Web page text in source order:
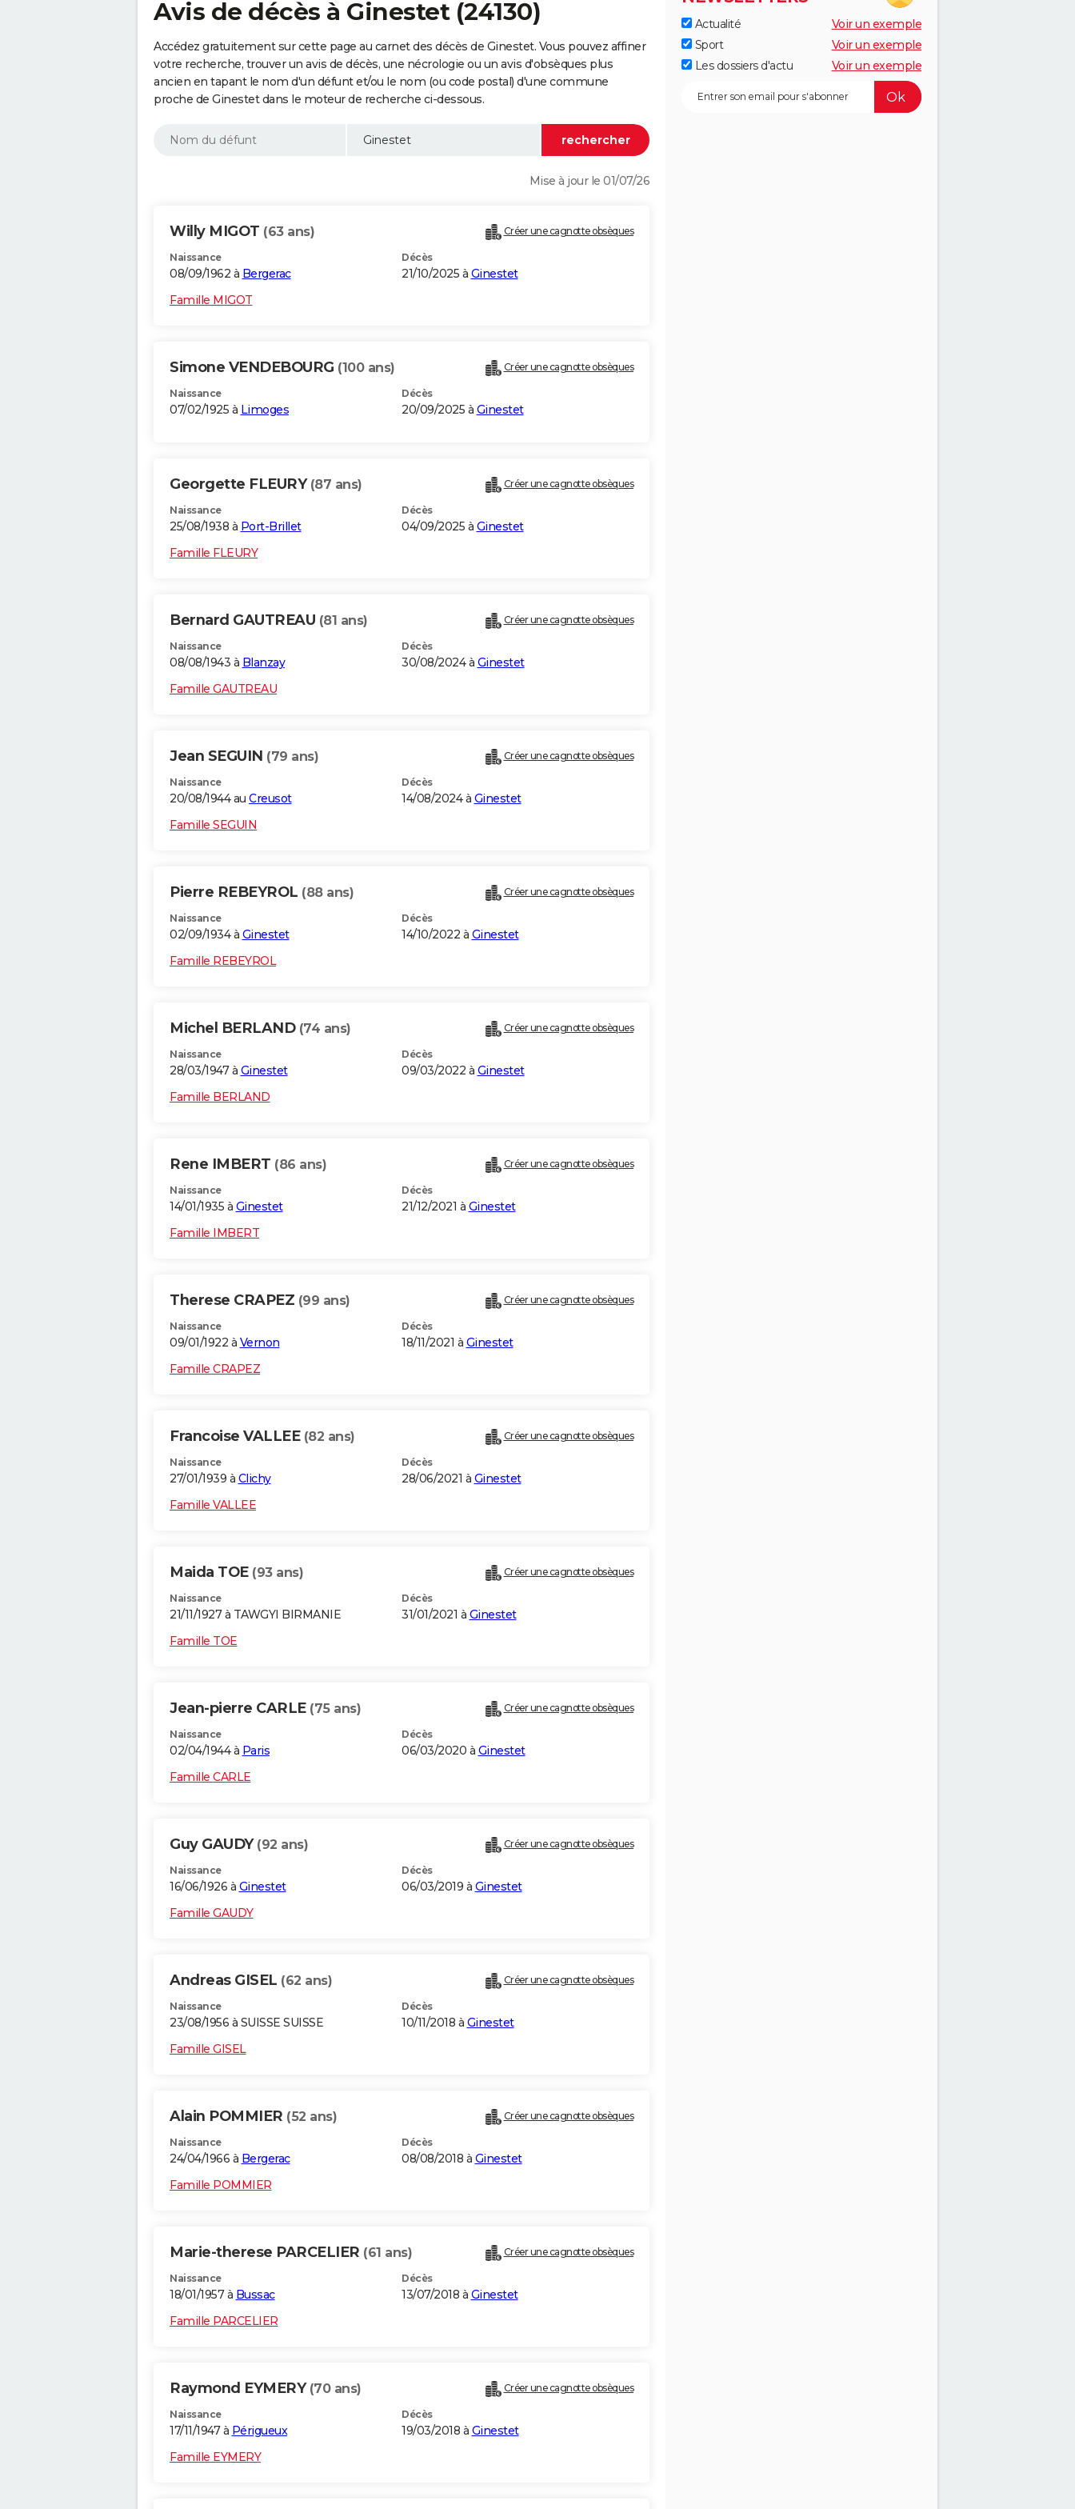
Avis de décès à Ginestet (24130)
Accédez gratuitement sur cette page au carnet des décès de Ginestet. Vous pouvez affiner
votre recherche, trouver un avis de décès, une nécrologie ou un avis d'obsèques plus
ancien en tapant le nom d'un défunt et/ou le nom (ou code postal) d'une commune
proche de Ginestet dans le moteur de recherche ci-dessous.
Mise à jour le 01/07/26
Willy MIGOT (63 ans) Créer une cagnotte obsèques
Naissance
08/09/1962 à Bergerac
Décès
21/10/2025 à Ginestet
Famille MIGOT
Simone VENDEBOURG (100 ans) Créer une cagnotte obsèques
Naissance
07/02/1925 à Limoges
Décès
20/09/2025 à Ginestet
Georgette FLEURY (87 ans) Créer une cagnotte obsèques
Naissance
25/08/1938 à Port-Brillet
Décès
04/09/2025 à Ginestet
Famille FLEURY
Bernard GAUTREAU (81 ans) Créer une cagnotte obsèques
Naissance
08/08/1943 à Blanzay
Décès
30/08/2024 à Ginestet
Famille GAUTREAU
Jean SEGUIN (79 ans) Créer une cagnotte obsèques
Naissance
20/08/1944 au Creusot
Décès
14/08/2024 à Ginestet
Famille SEGUIN
Pierre REBEYROL (88 ans) Créer une cagnotte obsèques
Naissance
02/09/1934 à Ginestet
Décès
14/10/2022 à Ginestet
Famille REBEYROL
Michel BERLAND (74 ans) Créer une cagnotte obsèques
Naissance
28/03/1947 à Ginestet
Décès
09/03/2022 à Ginestet
Famille BERLAND
Rene IMBERT (86 ans) Créer une cagnotte obsèques
Naissance
14/01/1935 à Ginestet
Décès
21/12/2021 à Ginestet
Famille IMBERT
Therese CRAPEZ (99 ans) Créer une cagnotte obsèques
Naissance
09/01/1922 à Vernon
Décès
18/11/2021 à Ginestet
Famille CRAPEZ
Francoise VALLEE (82 ans) Créer une cagnotte obsèques
Naissance
27/01/1939 à Clichy
Décès
28/06/2021 à Ginestet
Famille VALLEE
Maida TOE (93 ans) Créer une cagnotte obsèques
Naissance
21/11/1927 à TAWGYI BIRMANIE
Décès
31/01/2021 à Ginestet
Famille TOE
Jean-pierre CARLE (75 ans) Créer une cagnotte obsèques
Naissance
02/04/1944 à Paris
Décès
06/03/2020 à Ginestet
Famille CARLE
Guy GAUDY (92 ans) Créer une cagnotte obsèques
Naissance
16/06/1926 à Ginestet
Décès
06/03/2019 à Ginestet
Famille GAUDY
Andreas GISEL (62 ans) Créer une cagnotte obsèques
Naissance
23/08/1956 à SUISSE SUISSE
Décès
10/11/2018 à Ginestet
Famille GISEL
Alain POMMIER (52 ans) Créer une cagnotte obsèques
Naissance
24/04/1966 à Bergerac
Décès
08/08/2018 à Ginestet
Famille POMMIER
Marie-therese PARCELIER (61 ans) Créer une cagnotte obsèques
Naissance
18/01/1957 à Bussac
Décès
13/07/2018 à Ginestet
Famille PARCELIER
Raymond EYMERY (70 ans) Créer une cagnotte obsèques
Naissance
17/11/1947 à Périgueux
Décès
19/03/2018 à Ginestet
Famille EYMERY
Actualité
Voir un exemple
Sport
Voir un exemple
Les dossiers d'actu
Voir un exemple